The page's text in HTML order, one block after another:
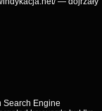
Search Engine